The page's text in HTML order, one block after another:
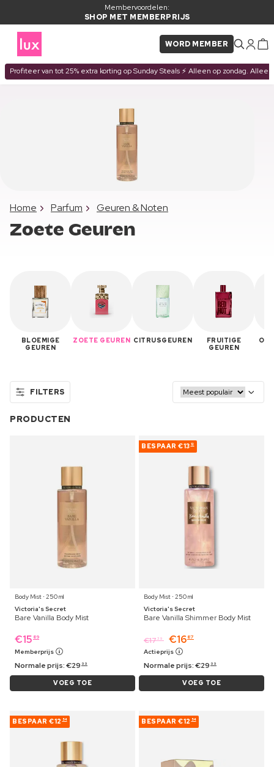
Membervoordelen:
SHOP MET MEMBERPRIJS
WORD MEMBER
Profiteer van tot 25% extra korting op Sunday Steals ⚡ Alleen op zondag.
Home Parfum Geuren & Noten
Zoete Geuren
BLOEMIGE
GEUREN
ZOETE GEUREN CITRUSGEUREN
FRUITIGE
GEUREN
FILTERS
PRODUCTEN
Body Mist ⋅ 250 ml
Victoria's Secret
Bare Vanilla Body Mist
€15 89
Memberprijs
Normale prijs:€29 99
VOEG TOE
BESPAAR €13 12
Body Mist ⋅ 250 ml
Victoria's Secret
Bare Vanilla Shimmer Body Mist
€1739 €16 87
Actieprijs
Normale prijs:€29 99
VOEG TOE
BESPAAR €12 54 BESPAAR €12 54